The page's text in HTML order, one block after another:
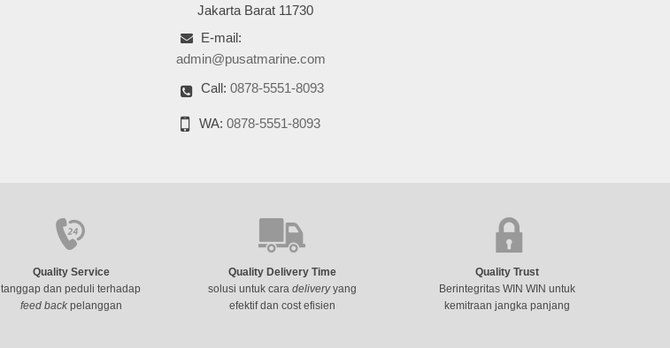
Jakarta Barat 11730
E-mail:
admin@pusatmarine.com
Call: 0878-5551-8093
WA: 0878-5551-8093
Quality Service
tanggap dan peduli terhadap
feed backpelanggan
Quality Delivery Time
solusi untuk cara deliveryyang
efektif dan cost efisien
Quality Trust
Berintegritas WIN WIN untuk
kemitraan jangka panjang